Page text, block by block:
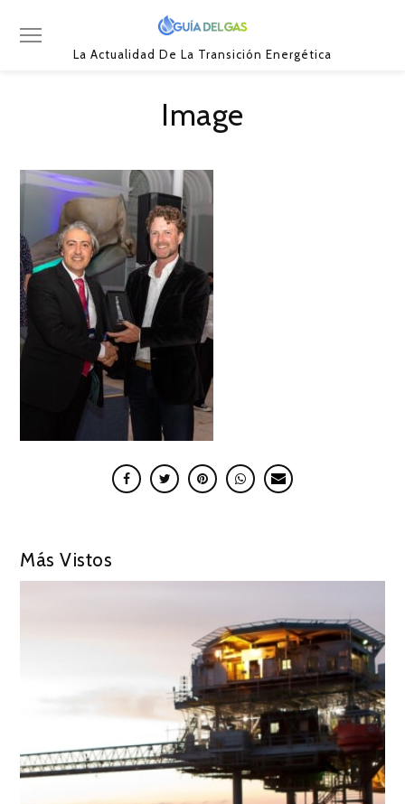
La Actualidad De La Transición Energética
Image
Más Vistos